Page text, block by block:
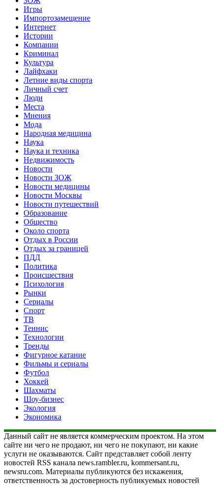
Игры
Импортозамещение
Интернет
Истории
Компании
Криминал
Культура
Лайфхаки
Летние виды спорта
Личный счет
Люди
Места
Мнения
Мода
Народная медицина
Наука
Наука и техника
Недвижимость
Новости
Новости ЗОЖ
Новости медицины
Новости Москвы
Новости путешествий
Образование
Общество
Около спорта
Отдых в России
Отдых за границей
ПДД
Политика
Происшествия
Психология
Рынки
Сериалы
Спорт
ТВ
Теннис
Технологии
Тренды
Фигурное катание
Фильмы и сериалы
Футбол
Хоккей
Шахматы
Шоу-бизнес
Экология
Экономика
Данный сайт не является коммерческим проектом. На этом
сайте ни чего не продают, ни чего не покупают, ни какие
услуги не оказываются. Сайт представляет собой ленту
новостей RSS канала news.rambler.ru, kommersant.ru,
newsru.com. Материалы публикуются без искажения,
ответственность за достоверность публикуемых новостей